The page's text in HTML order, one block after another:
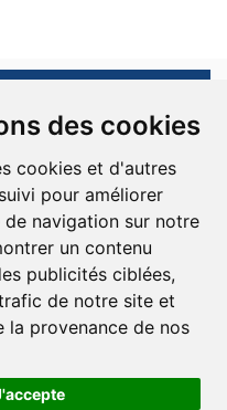
des cookies
cookies et d'autres
pour améliorer
navigation sur notre
un contenu
publicités ciblées,
de notre site et
la provenance de nos
sont réservés.